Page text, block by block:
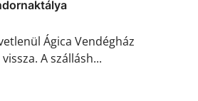
Ágica Vendégház
A szállásh...